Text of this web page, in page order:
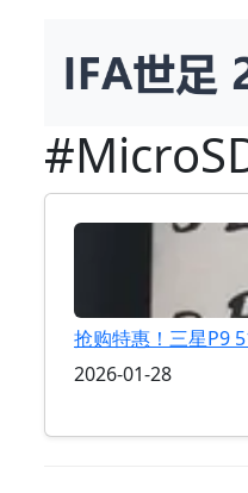
抢购特惠！三星P9
2026-01-28